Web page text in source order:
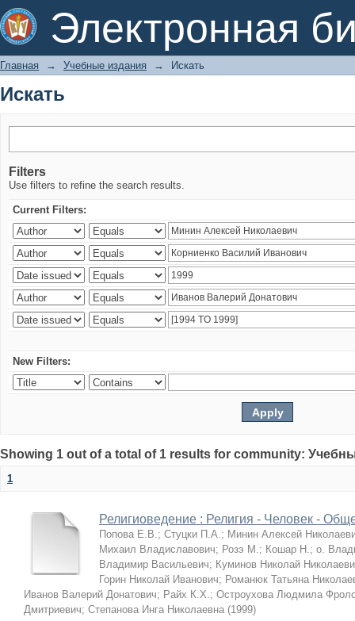
Электронная
Искать
Главная → Учебные издания → Искать
Искать
Filters
Use filters to refine the search results.
Current Filters:
New Filters:
Showing 1 out of a total of 1 results for community:
1
Религиоведение : Религия - Человек -
Попова Е.В.; Стуцки П.А.; Минин Алексей
Михаил Владиславович; Розэ М.; Кошар Н.; о.
Владимир Васильевич; Куминов Николай
Горин Николай Иванович; Романюк Татьяна
Иванов Валерий Донатович; Райх К.Х.; Остроухова Людмила
Дмитриевич; Степанова Инга Николаевна (1999)